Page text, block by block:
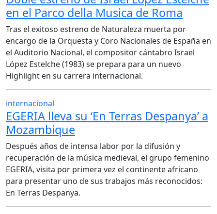
en el Parco della Musica de Roma
Tras el exitoso estreno de Naturaleza muerta por
encargo de la Orquesta y Coro Nacionales de España en
el Auditorio Nacional, el compositor cántabro Israel
López Estelche (1983) se prepara para un nuevo
Highlight en su carrera internacional.
internacional
EGERIA lleva su ‘En Terras Despanya’ a
Mozambique
Después años de intensa labor por la difusión y
recuperación de la música medieval, el grupo femenino
EGERIA, visita por primera vez el continente africano
para presentar uno de sus trabajos más reconocidos:
En Terras Despanya.